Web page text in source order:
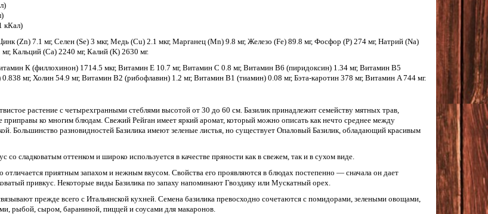
кКал)
(Zn) 7.1 мг, Селен (Se) 3 мкг, Медь (Cu) 2.1 мкг, Марганец (Mn) 9.8 мг, Железо (Fe) 89.8 мг, Фосфор (P) 274 мг, Натрий (Na)
Кальций (Ca) 2240 мг, Калий (K) 2630 мг.
К (филлохинон) 1714.5 мкг, Витамин E 10.7 мг, Витамин C 0.8 мг, Витамин B6 (пиридоксин) 1.34 мг, Витамин B5
0.838 мг, Холин 54.9 мг, Витамин B2 (рибофлавин) 1.2 мг, Витамин B1 (тиамин) 0.08 мг, Бэта-каротин 378 мг, Витамин A 744 мг.
растение с четырехгранными стеблями высотой от 30 до 60 см. Базилик принадлежит семейству мятных трав,
приправы ко многим блюдам. Свежий Рейган имеет яркий аромат, который можно описать как нечто среднее между
Большинство разновидностей Базилика имеют зеленые листья, но существует Опаловый Базилик, обладающий красивым
со сладковатым оттенком и широко используется в качестве пряности как в свежем, так и в сухом виде.
отличается приятным запахом и нежным вкусом. Свойства его проявляются в блюдах постепенно — сначала он дает
привкус. Некоторые виды Базилика по запаху напоминают Гвоздику или Мускатный орех.
прежде всего с Итальянской кухней. Семена базилика превосходно сочетаются с помидорами, зелеными овощами,
рыбой, сыром, бараниной, пиццей и соусами для макаронов.